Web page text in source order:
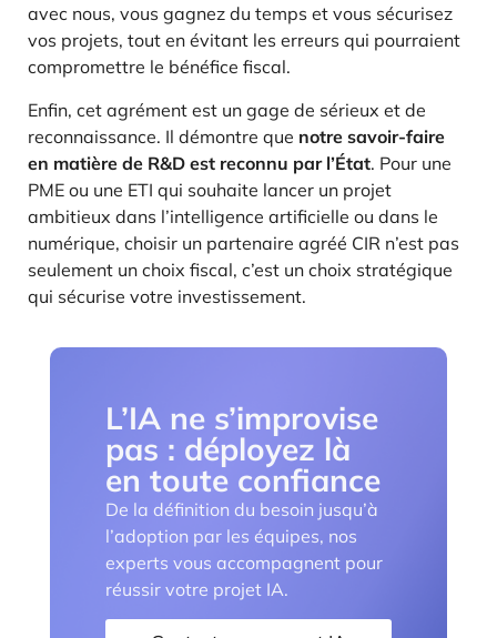
avec nous, vous gagnez du temps et vous sécurisez
vos projets, tout en évitant les erreurs qui pourraient
compromettre le bénéfice fiscal.
Enfin, cet agrément est un gage de sérieux et de
reconnaissance. Il démontre que notre savoir-faire
en matière de R&D est reconnu par l’État. Pour une
PME ou une ETI qui souhaite lancer un projet
ambitieux dans l’intelligence artificielle ou dans le
numérique, choisir un partenaire agréé CIR n’est pas
seulement un choix fiscal, c’est un choix stratégique
qui sécurise votre investissement.
L’IA ne s’improvise
pas : déployez là
en toute confiance
De la définition du besoin jusqu’à
l’adoption par les équipes, nos
experts vous accompagnent pour
réussir votre projet IA.